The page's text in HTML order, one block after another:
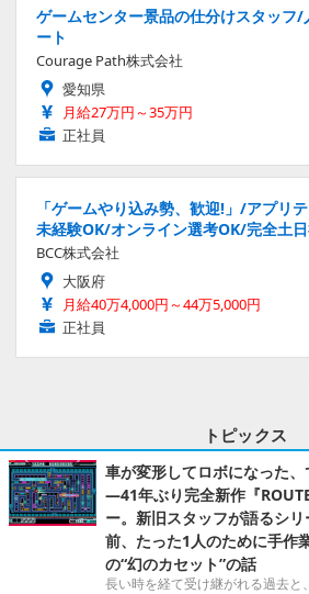
ゲームセンター景品の仕分けスタッフ
ート
Courage Path株式会社
愛知県
月給27万円～35万円
正社員
「ゲームやり込み勢、歓迎!」/アプリ
未経験OK/オンライン選考OK/完全土
BCC株式会社
大阪府
月給40万4,000円～44万5,000円
正社員
トピックス
車が変形してロボになった
―41年ぶり完全新作『
ー。新旧スタッフが語るシ
前、たった1人のために手作
の“幻のカセット”の話
長い時を経て受け継がれる過去と